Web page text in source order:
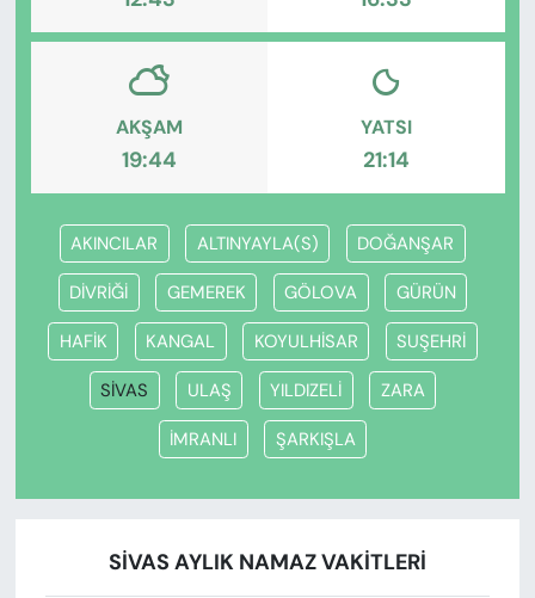
AKŞAM
19:44
YATSI
21:14
AKINCILAR ALTINYAYLA(S) DOĞANŞAR
DİVRİĞİ GEMEREK GÖLOVA GÜRÜN
HAFİK KANGAL KOYULHİSAR SUŞEHRİ
SİVAS ULAŞ YILDIZELİ ZARA
İMRANLI ŞARKIŞLA
SİVAS AYLIK NAMAZ VAKITLERI
SİYASET
VAN VE DİYARBAKIR HABERLERİ